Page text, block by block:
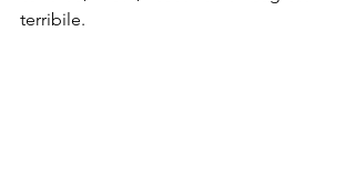
terribile.